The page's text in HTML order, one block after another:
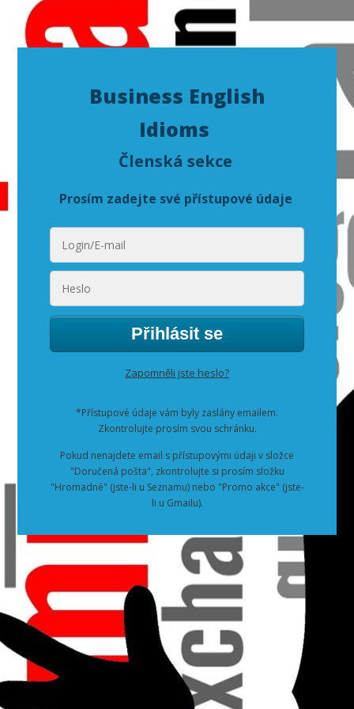
Business English
Idioms
Členská sekce
Prosím zadejte své přístupové údaje
Přihlásit se
Zapomněli jste heslo?
*Přístupové údaje vám byly zaslány emailem.
Zkontrolujte prosím svou schránku.
Pokud nenajdete email s přístupovými údaji v složce
"Doručená pošta", zkontrolujte si prosím složku
"Hromadné" (jste-li u Seznamu) nebo "Promo akce" (jste-
li u Gmailu).